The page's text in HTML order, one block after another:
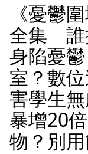
《憂鬱
全集 誰
身陷憂
室？數
害學生
暴增20
物？別